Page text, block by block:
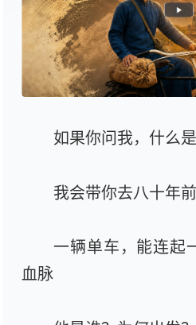
如果你问我，什么是
我会带你去八十年
一辆单车，能连起
血脉